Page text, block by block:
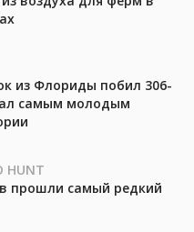
из Флориды побил 306-
самым молодым
HUNT
прошли самый редкий